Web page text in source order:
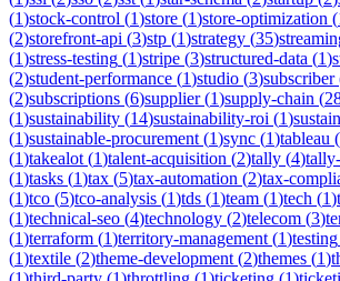
(1)stock-control (1)store (1)store-optimization (
(2)storefront-api (3)stp (1)strategy (35)
(1)stress-testing (1)stripe (3)structured-data (1)
(2)student-performance (1)studio (3)subscriber
(2)subscriptions (6)supplier(1)supply-chain (
(1)sustainability (14)sustainability-roi (1)
(1)sustainable-procurement (1)sync (1)tableau (
(1)takealot (1)talent-acquisition (2)tally (4)
(1)tasks (1)tax (5)tax-automation (2)tax-
(1)tco (5)tco-analysis (1)tds (1)team (1)tech (1)
(1)technical-seo (4)technology (2)telecom (3)
(1)terraform (1)territory-management (1)testing
(1)textile (2)theme-development (2)themes (1)